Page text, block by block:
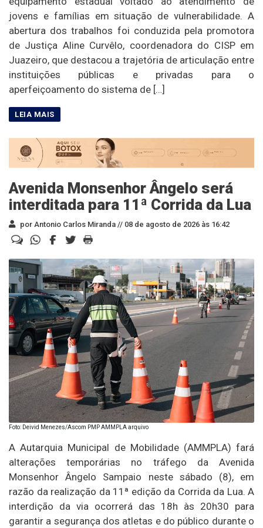
jovens e famílias em situação de vulnerabilidade. A
abertura dos trabalhos foi conduzida pela promotora
de Justiça Aline Curvêlo, coordenadora do CISP em
Juazeiro, que destacou a trajetória de articulação entre
instituições públicas e privadas para o
aperfeiçoamento do sistema de […]
Avenida Monsenhor Ângelo será
interditada para 11ª Corrida da Lua
por Antonio Carlos Miranda // 08 de agosto de 2026 às 16:42
Foto: Deivid Menezes/Ascom PMP AMMPLA arquivo
A Autarquia Municipal de Mobilidade (AMMPLA) fará
alterações temporárias no tráfego da Avenida
Monsenhor Ângelo Sampaio neste sábado (8), em
razão da realização da 11ª edição da Corrida da Lua. A
interdição da via ocorrerá das 18h às 20h30 para
garantir a segurança dos atletas e do público durante o